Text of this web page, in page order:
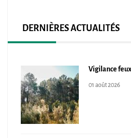
DERNIÈRES ACTUALITÉS
Vigilance
01 août 2026